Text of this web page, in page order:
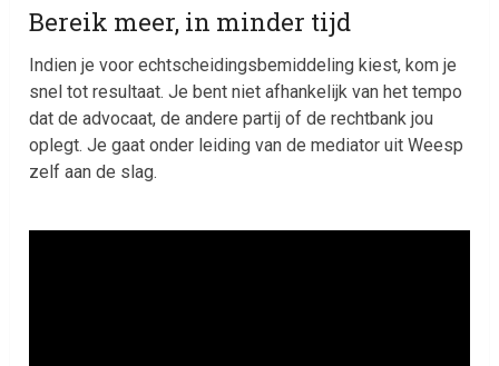
Bereik meer, in minder tijd
Indien je voor echtscheidingsbemiddeling kiest, kom je
snel tot resultaat. Je bent niet afhankelijk van het tempo
dat de advocaat, de andere partij of de rechtbank jou
oplegt. Je gaat onder leiding van de mediator uit Weesp
zelf aan de slag.